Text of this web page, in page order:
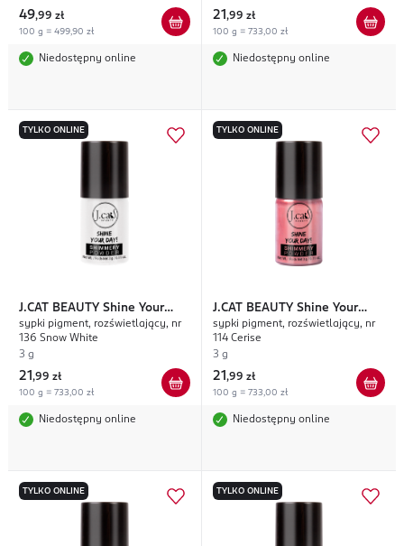
49,99 zł
100 g = 499,90 zł
Niedostępny online
21 ,99 zł
100 g = 733,00 zł
Niedostępny online
TYLKO ONLINE
J.CAT BEAUTY Shine Your
Day!
sypki pigment, rozświetlający, nr
136 Snow White
3 g
21 ,99 zł
100 g = 733,00 zł
Niedostępny online
TYLKO ONLINE
J.CAT BEAUTY Shine Your
Day!
sypki pigment, rozświetlający, nr
114 Cerise
3 g
21 ,99 zł
100 g = 733,00 zł
Niedostępny online
TYLKO ONLINE TYLKO ONLINE